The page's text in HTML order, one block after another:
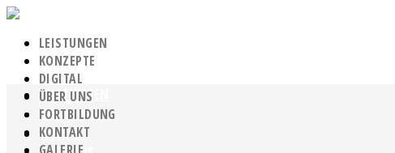
LEISTUNGEN
KONZEPTE
DIGITAL
ÜBER UNS
FORTBILDUNG
KONTAKT
LEISTUNGEN
KONZEPTE
DIGITAL